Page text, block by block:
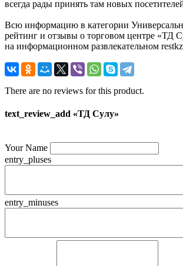
всегда рады принять там новых
Всю информацию в категории
рейтинг и отзывы о торговом центре «ТД
на информационном развлекательном
There are no reviews for this product.
text_review_add «ТД Сулу»
Your Name
entry_pluses
entry_minuses